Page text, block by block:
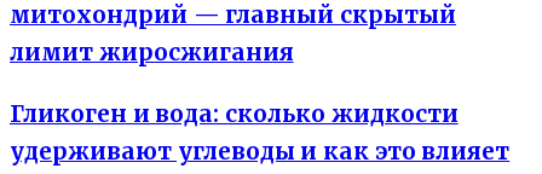
митохондрий — главный скрытый
лимит жиросжигания
Гликоген и вода: сколько жидкости
удерживают углеводы и как это влияет